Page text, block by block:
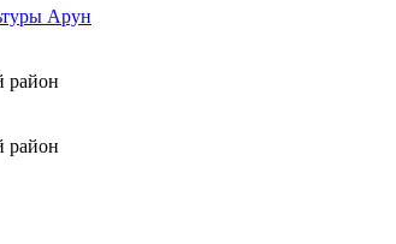
Арун
район
район